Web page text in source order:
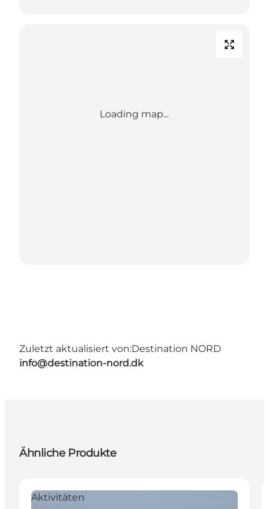
Loading map...
Zuletzt aktualisiert von:Destination NORD
info@destination-nord.dk
Ähnliche Produkte
Aktivitäten